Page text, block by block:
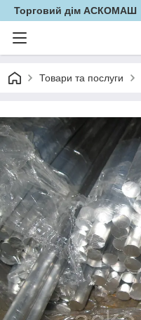
Торговий дім АСКОМАШ
Товари та послуги